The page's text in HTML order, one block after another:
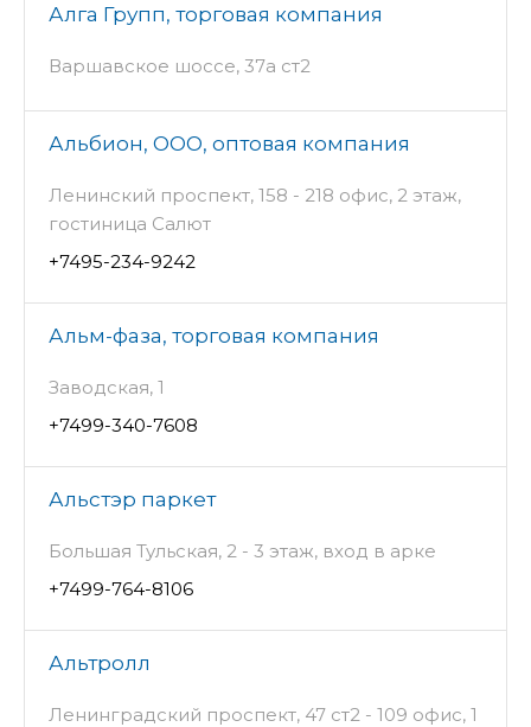
Алга Групп, торговая компания
Варшавское шоссе, 37а ст2
Альбион, ООО, оптовая компания
Ленинский проспект, 158 - 218 офис, 2 этаж,
гостиница Салют
+7495-234-9242
Альм-фаза, торговая компания
Заводская, 1
+7499-340-7608
Альстэр паркет
Большая Тульская, 2 - 3 этаж, вход в арке
+7499-764-8106
Альтролл
Ленинградский проспект, 47 ст2 - 109 офис, 1